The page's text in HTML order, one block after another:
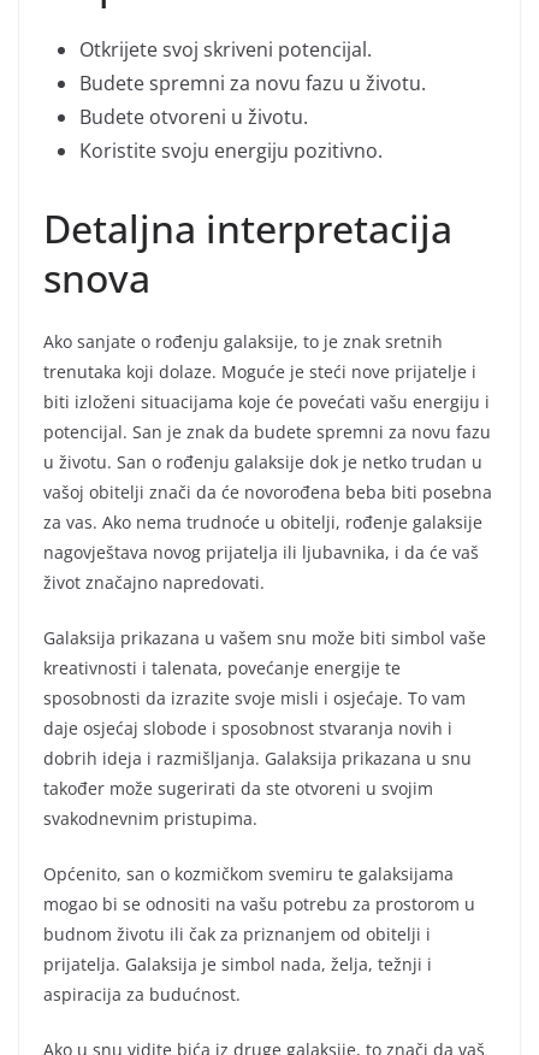
Otkrijete svoj skriveni potencijal.
Budete spremni za novu fazu u životu.
Budete otvoreni u životu.
Koristite svoju energiju pozitivno.
Detaljna interpretacija
snova
Ako sanjate o rođenju galaksije, to je znak sretnih
trenutaka koji dolaze. Moguće je steći nove prijatelje i
biti izloženi situacijama koje će povećati vašu energiju i
potencijal. San je znak da budete spremni za novu fazu
u životu. San o rođenju galaksije dok je netko trudan u
vašoj obitelji znači da će novorođena beba biti posebna
za vas. Ako nema trudnoće u obitelji, rođenje galaksije
nagovještava novog prijatelja ili ljubavnika, i da će vaš
život značajno napredovati.
Galaksija prikazana u vašem snu može biti simbol vaše
kreativnosti i talenata, povećanje energije te
sposobnosti da izrazite svoje misli i osjećaje. To vam
daje osjećaj slobode i sposobnost stvaranja novih i
dobrih ideja i razmišljanja. Galaksija prikazana u snu
također može sugerirati da ste otvoreni u svojim
svakodnevnim pristupima.
Općenito, san o kozmičkom svemiru te galaksijama
mogao bi se odnositi na vašu potrebu za prostorom u
budnom životu ili čak za priznanjem od obitelji i
prijatelja. Galaksija je simbol nada, želja, težnji i
aspiracija za budućnost.
Ako u snu vidite bića iz druge galaksije, to znači da vaš